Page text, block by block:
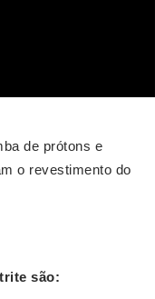
de prótons e
o revestimento do
são: